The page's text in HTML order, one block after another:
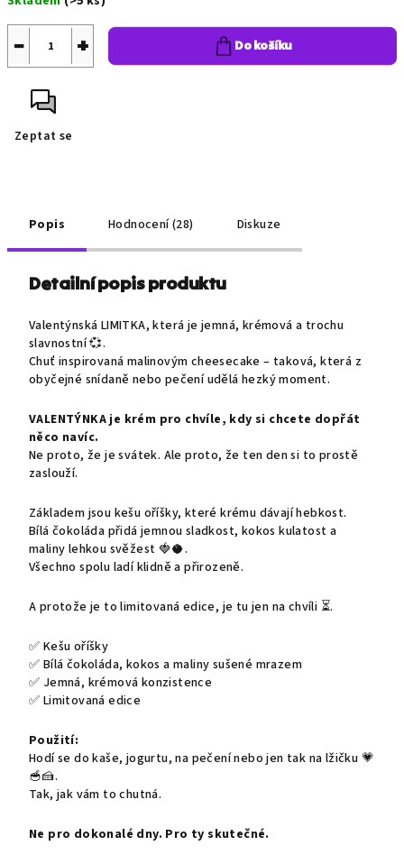
cena:
+
− Do košíku
Zeptat se
Popis Hodnocení (28) Diskuze
Detailní popis produktu
Valentýnská LIMITKA, která je jemná, krémová a trochu
slavnostní💞.
Chuť inspirovaná malinovým cheesecake – taková, která z
obyčejné snídaně nebo pečení udělá hezký moment.
VALENTÝNKA je krém pro chvíle, kdy si chcete dopřát
něco navíc.
Ne proto, že je svátek. Ale proto, že ten den si to prostě
zaslouží.
Základem jsou kešu oříšky, které krému dávají hebkost.
Bílá čokoláda přidá jemnou sladkost, kokos kulatost a
maliny lehkou svěžest 🍓🥥.
Všechno spolu ladí klidně a přirozeně.
A protože je to limitovaná edice, je tu jen na chvíli ⏳.
✅ Kešu oříšky
✅ Bílá čokoláda, kokos a maliny sušené mrazem
✅ Jemná, krémová konzistence
✅ Limitovaná edice
Použití:
Hodí se do kaše, jogurtu, na pečení nebo jen tak na lžičku 💗
🥣🍰.
Tak, jak vám to chutná.
Ne pro dokonalé dny. Pro ty skutečné.